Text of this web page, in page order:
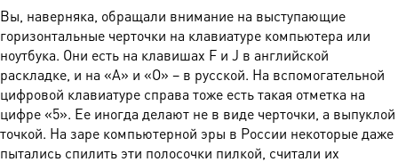
Вы, наверняка, обращали внимание на выступающие
горизонтальные черточки на клавиатуре компьютера или
ноутбука. Они есть на клавишах F и J в английской
раскладке, и на «А» и «О» – в русской. На вспомогательной
цифровой клавиатуре справа тоже есть такая отметка на
цифре «5». Ее иногда делают не в виде черточки, а выпуклой
точкой. На заре компьютерной эры в России некоторые даже
пытались спилить эти полосочки пилкой, считали их